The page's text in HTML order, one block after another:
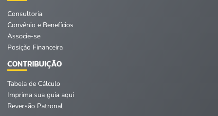
Consultoria
Convênio e Benefícios
Associe-se
Posição Financeira
CONTRIBUIÇÃO
Tabela de Cálculo
Imprima sua guia aqui
Reversão Patronal